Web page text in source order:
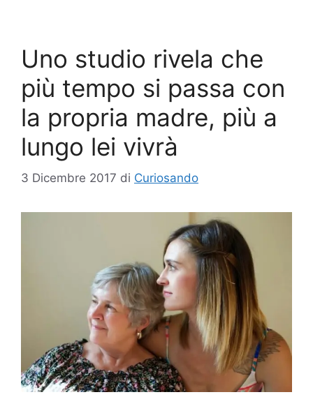
Uno studio rivela che
più tempo si passa con
la propria madre, più a
lungo lei vivrà
3 Dicembre 2017 di Curiosando